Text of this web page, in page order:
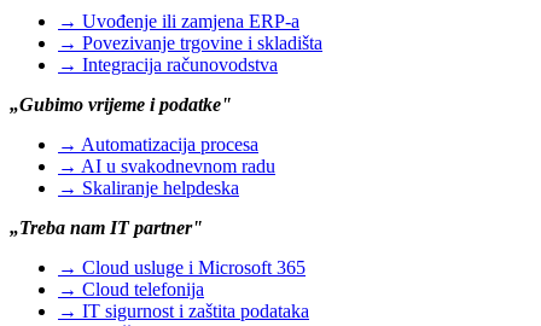
→ Uvođenje ili zamjena ERP-a
→ Povezivanje trgovine i skladišta
→ Integracija računovodstva
„Gubimo vrijeme i podatke"
→ Automatizacija procesa
→ AI u svakodnevnom radu
→ Skaliranje helpdeska
„Treba nam IT partner"
→ Cloud usluge i Microsoft 365
→ Cloud telefonija
→ IT sigurnost i zaštita podataka